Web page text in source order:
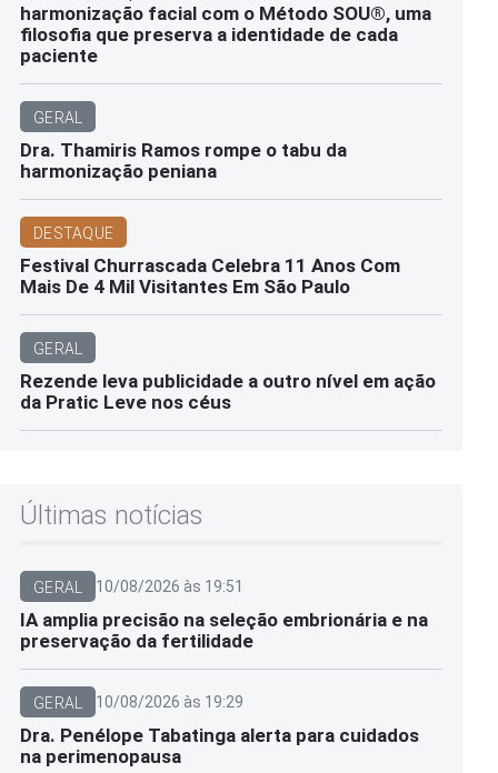
harmonização facial com o Método SOU®️, uma
filosofia que preserva a identidade de cada
paciente
GERAL
Dra. Thamiris Ramos rompe o tabu da
harmonização peniana
DESTAQUE
Festival Churrascada Celebra 11 Anos Com
Mais De 4 Mil Visitantes Em São Paulo
GERAL
Rezende leva publicidade a outro nível em ação
da Pratic Leve nos céus
Últimas notícias
GERAL 10/08/2026 às 19:51
IA amplia precisão na seleção embrionária e na
preservação da fertilidade
GERAL 10/08/2026 às 19:29
Dra. Penélope Tabatinga alerta para cuidados
na perimenopausa